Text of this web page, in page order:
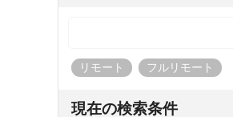
リモート フルリモート
現在の検索条件